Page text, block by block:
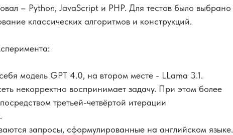
– Python, JavaScript и PHP. Для тестов было выбрано
классических алгоритмов и конструкций.
модель GPT 4.0, на втором месте - LLama 3.1.
некорректно воспринимает задачу. При этом более
третьей-четвёртой итерации
запросы, сформулированные на английском языке.